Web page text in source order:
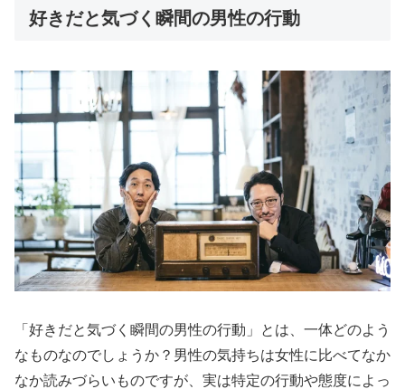
好きだと気づく瞬間の男性の行動
「好きだと気づく瞬間の男性の行動」とは、一体どのよう
なものなのでしょうか？男性の気持ちは女性に比べてなか
なか読みづらいものですが、実は特定の行動や態度によっ